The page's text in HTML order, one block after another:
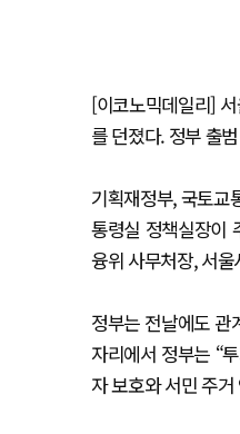
[이코노믹데일리]
를 던졌다. 정부 출
기획재정부, 국토교
통령실 정책실장이
융위 사무처장, 서
정부는 전날에도 관
자리에서 정부는 “
자 보호와 서민 주